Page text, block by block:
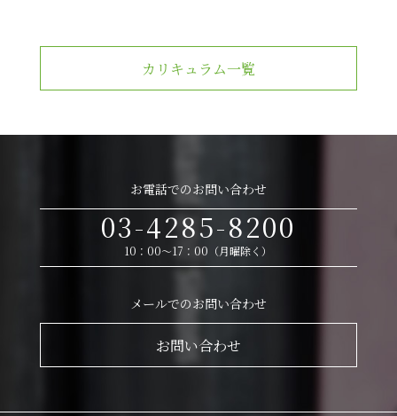
カリキュラム一覧
お電話でのお問い合わせ
03-4285-8200
10：00～17：00（月曜除く）
メールでのお問い合わせ
お問い合わせ